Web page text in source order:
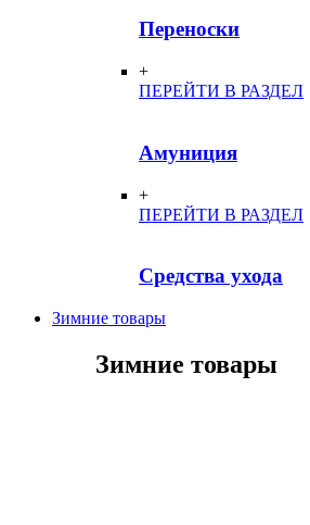
Переноски
+
ПЕРЕЙТИ В РАЗДЕЛ
Амуниция
+
ПЕРЕЙТИ В РАЗДЕЛ
Средства ухода
Зимние товары
Зимние товары